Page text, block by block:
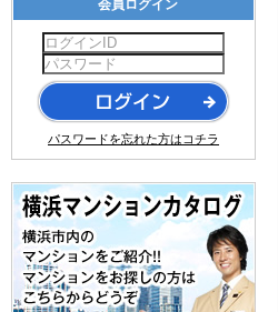
会員ログイン
パスワードを忘れた方はコチラ